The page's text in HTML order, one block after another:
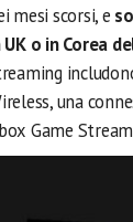
mesi scorsi, e
UK o in Corea
una
Game